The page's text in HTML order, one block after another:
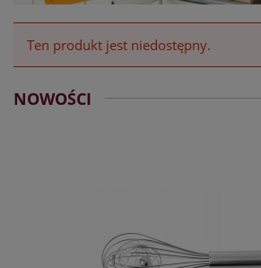
Ten produkt jest niedostępny.
NOWOŚCI